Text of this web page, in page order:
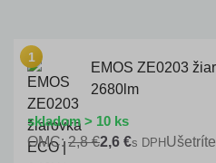
EMOS ZE0203
2680lm
skladom > 10 ks
OMC:2,8 €2,6 €s DPH